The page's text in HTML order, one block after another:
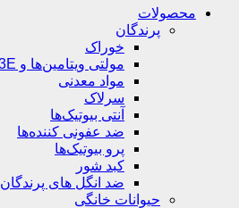
محصولات
پرندگان
خوراک
مولتی ویتامین‌ها و AD3E
مواد معدنی
سرلاک
آنتی بیوتیک‌ها
ضد عفونی کننده‌ها
پرو بیوتیک‌ها
کبد شور
ضد انگل های پرندگان
حیوانات خانگی